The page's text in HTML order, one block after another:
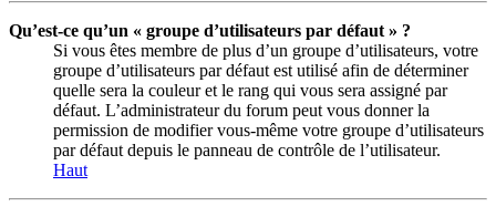
Qu’est-ce qu’un « groupe d’utilisateurs par défaut » ?
Si vous êtes membre de plus d’un groupe d’utilisateurs, votre
groupe d’utilisateurs par défaut est utilisé afin de déterminer
quelle sera la couleur et le rang qui vous sera assigné par
défaut. L’administrateur du forum peut vous donner la
permission de modifier vous-même votre groupe d’utilisateurs
par défaut depuis le panneau de contrôle de l’utilisateur.
Haut